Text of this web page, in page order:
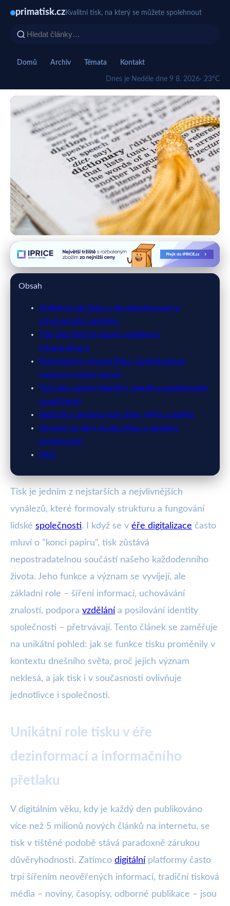
primatisk.czKvalitní tisk, na který se můžete spolehnout
Domů Archiv Témata Kontakt
Dnes je Neděle dne 9 8. 2026· 23°C
primatisk.cz
Role Tisku v Digitálním Věku: Od
27. 3. 2026 · 9 min čtení · Autor: Miroslav Blažek
Obsah
Unikátní role tisku v éře dezinformací a
informačního přetlaku
Tisk jako klíčová opora vzdělávací
infrastruktury
Ekonomický význam tisku: zaměstnanost,
inovace a místní rozvoj
Tisk jako nástroj identity, paměti a společenské
soudržnosti
Ekologie a budoucnost tisku: Mýty a realita
Shrnutí: co dál s funkcí tisku v moderní
společnosti?
FAQ
Tisk je jedním z nejstarších a nejvlivnějších
vynálezů, které formovaly strukturu a fungování
lidské společnosti. I když se v éře digitalizace často
mluví o "konci papíru", tisk zůstává
nepostradatelnou součástí našeho každodenního
života. Jeho funkce a význam se vyvíjejí, ale
základní role – šíření informací, uchovávání
znalostí, podpora vzdělání a posilování identity
společnosti – přetrvávají. Tento článek se zaměřuje
na unikátní pohled: jak se funkce tisku proměnily v
kontextu dnešního světa, proč jejich význam
neklesá, a jak tisk i v současnosti ovlivňuje
jednotlivce i společnosti.
Unikátní role tisku v éře
dezinformací a informačního
přetlaku
V digitálním věku, kdy je každý den publikováno
více než 5 milionů nových článků na internetu, se
tisk v tištěné podobě stává paradoxně zárukou
důvěryhodnosti. Zatímco digitální platformy často
trpí šířením neověřených informací, tradiční tisková
média – noviny, časopisy, odborné publikace – jsou